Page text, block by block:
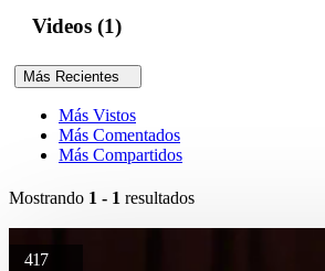
Videos (1)
Más Recientes
Más Vistos
Más Comentados
Más Compartidos
Mostrando 1 - 1 resultados
417